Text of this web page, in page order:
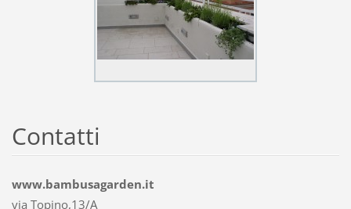
Contatti
www.bambusagarden.it
via Topino,13/A